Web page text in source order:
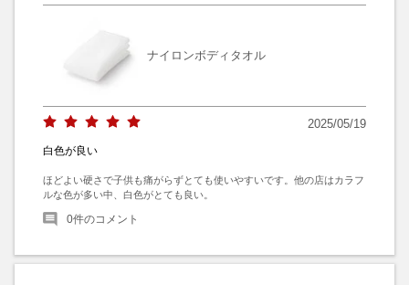
ナイロンボディタオル
2025/05/19
白色が良い
ほどよい硬さで子供も痛がらずとても使いやすいです。他の店はカラフ
ルな色が多い中、白色がとても良い。
0件のコメント